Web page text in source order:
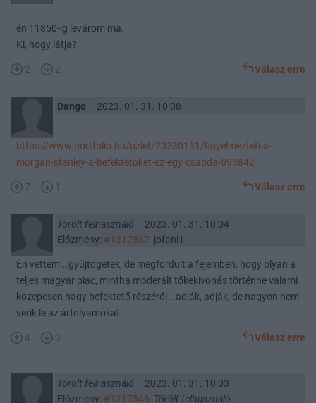
én 11850-ig levárom ma.
Ki, hogy látja?
2 2 Válasz erre
Dango 2023. 01. 31. 10:08
https://www.portfolio.hu/uzlet/20230131/figyelmezteti-a-
morgan-stanley-a-befektetoket-ez-egy-csapda-593842
7 1 Válasz erre
Törölt felhasználó
2023. 01. 31. 10:04
Előzmény: #1217547 jofani1
Én vettem...gyűjtögetek, de megfordult a fejemben, hogy olyan a
teljes magyar piac, mintha moderált tőkekivonás történne valami
közepesen nagy befektető részéről...adják, adják, de nagyon nem
verik le az árfolyamokat.
4 3 Válasz erre
Törölt felhasználó
2023. 01. 31. 10:03
Előzmény: #1217546 Törölt felhasználó